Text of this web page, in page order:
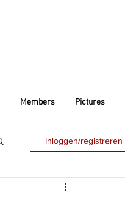
Members Pictures
Inloggen/registreren